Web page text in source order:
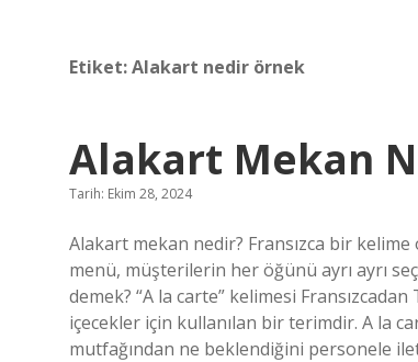
Etiket:Alakart nedir örnek
Alakart Mekan
Tarih: Ekim 28, 2024
Alakart mekan nedir? Fransızca bir kelime
menü, müşterilerin her öğünü ayrı ayrı
demek? “A la carte” kelimesi
içecekler için kullanılan bir terimdir. A la
mutfağından ne beklendiğini personele